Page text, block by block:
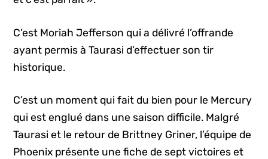
C’est Moriah Jefferson qui a délivré l’offrande
ayant permis à Taurasi d’effectuer son tir
historique.
C’est un moment qui fait du bien pour le Mercury
qui est englué dans une saison difficile. Malgré
Taurasi et le retour de Brittney Griner, l’équipe de
Phoenix présente une fiche de sept victoires et